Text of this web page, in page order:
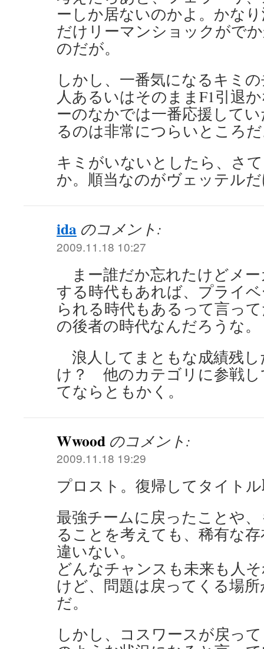
ーしか居ないのかよ。かな
だけリーマンショックがで
のだが。
しかし、一番気になるキミ
人あるいはそのままF1引退
ーのなかでは一番応援して
るのは非常につらいところ
キミがいないとしたら、さ
か。順当なのがヴェッテル
ida のコメント:
2009.11.18 10:27
まー誰だか忘れたけどメ
する時代もあれば、プライ
られる時代もあるって言っ
の後者の時代なんだろうな。
浪人してまともな成績残
け？ 他のカテゴリに参戦し
てならともかく。
Wwood のコメント:
2009.11.18 19:29
プロスト。復帰してタイト
最強チームに戻ったことや
ることを考えても、稀有な
違いない。
どんなチャンスも未来も人
けど、問題は戻ってくる場
だ。
しかし、コスワースが戻っ